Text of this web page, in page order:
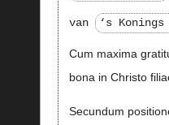
van ‘s
Cum maxima
bona in Christo
Secundum